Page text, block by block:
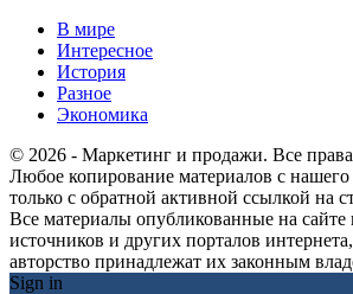
В мире
Интересное
История
Разное
Экономика
© 2026 - Маркетинг и продажи. Все
Любое копирование материалов с нашего
только с обратной активной ссылкой на
Все материалы опубликованные на сайте
источников и других порталов
авторство принадлежат их законным
Sign in